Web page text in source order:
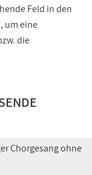
Feld in den
um eine
die
Chorgesang ohne